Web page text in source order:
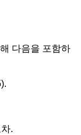
다음을 포함하
.